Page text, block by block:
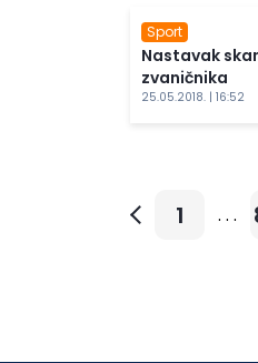
Sport
Nastavak
zvaničnika
25.05.2018. | 16:52
1 . . .